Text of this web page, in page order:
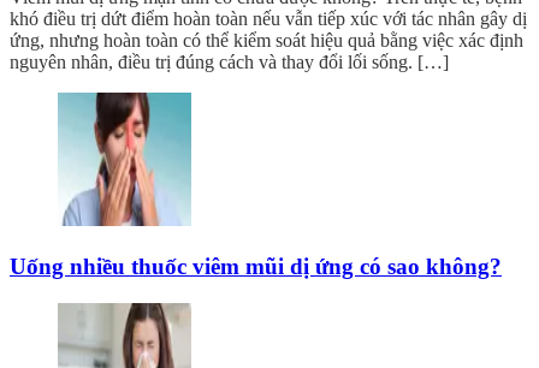
khó điều trị dứt điểm hoàn toàn nếu vẫn tiếp xúc với tác nhân gây dị
ứng, nhưng hoàn toàn có thể kiểm soát hiệu quả bằng việc xác định
nguyên nhân, điều trị đúng cách và thay đổi lối sống. […]
Uống nhiều thuốc viêm mũi dị ứng có sao không?